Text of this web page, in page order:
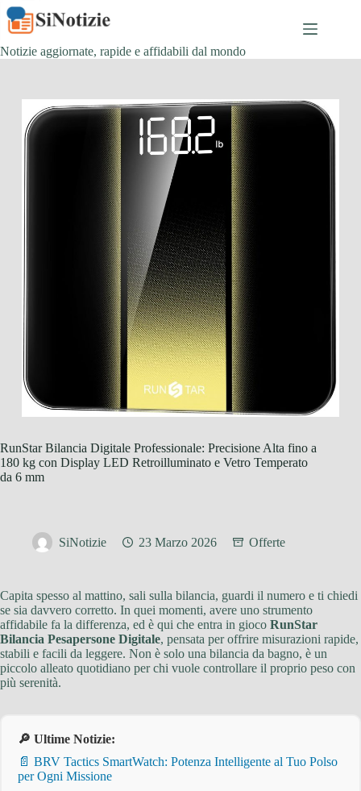
Salta
al
contenuto
Notizie aggiornate, rapide e affidabili dal mondo
RunStar Bilancia Digitale Professionale: Precisione Alta fino a
180 kg con Display LED Retroilluminato e Vetro Temperato
da 6 mm
SiNotizie 23 Marzo 2026 Offerte
Capita spesso al mattino, sali sulla bilancia, guardi il numero e ti chiedi
se sia davvero corretto. In quei momenti, avere uno strumento
affidabile fa la differenza, ed è qui che entra in gioco RunStar
Bilancia Pesapersone Digitale, pensata per offrire misurazioni rapide,
stabili e facili da leggere. Non è solo una bilancia da bagno, è un
piccolo alleato quotidiano per chi vuole controllare il proprio peso con
più serenità.
🔎 Ultime Notizie:
📄 BRV Tactics SmartWatch: Potenza Intelligente al Tuo Polso
per Ogni Missione